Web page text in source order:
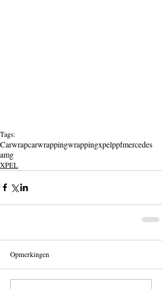
Tags:
Carwrapcarwrappingwrappingxpelppfmercedes
amg
XPEL
Opmerkingen